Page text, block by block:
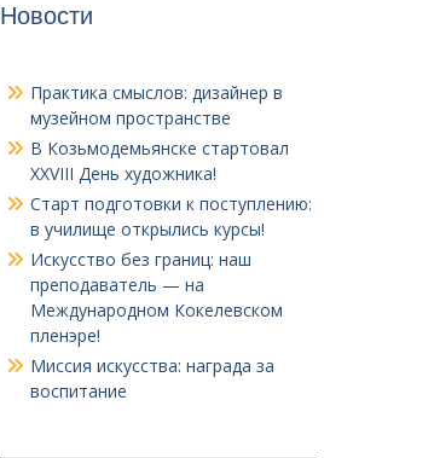
Новости
Практика смыслов: дизайнер в
музейном пространстве
В Козьмодемьянске стартовал
XXVIII День художника!
Старт подготовки к поступлению:
в училище открылись курсы!
Искусство без границ: наш
преподаватель — на
Международном Кокелевском
пленэре!
Миссия искусства: награда за
воспитание